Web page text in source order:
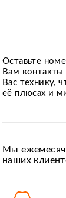
Оставьте
Вам
Вас технику,
её плюсах и
Мы
наших